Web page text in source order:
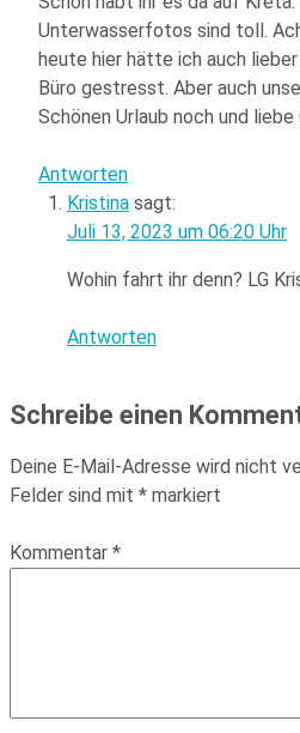
Unterwasserfotos sind toll.
heute hier hätte ich auch
Büro gestresst. Aber auch
Schönen Urlaub noch und liebe
Antworten
Kristina sagt:
Juli 13, 2023 um 06:20 Uhr
Wohin fahrt ihr denn? LG
Antworten
Schreibe einen
Deine E-Mail-Adresse wird nicht
Felder sind mit * markiert
Kommentar *